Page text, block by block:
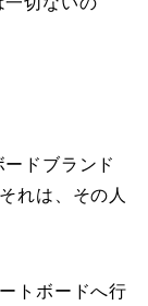
ドブランド
れは、その人
トボードへ行